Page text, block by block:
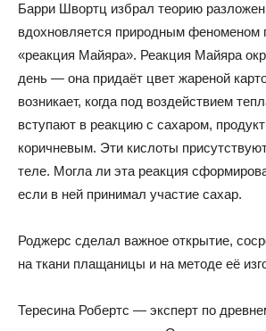
Барри Швортц избрал теорию
вдохновляется природным феноменом
«реакция Майяра». Реакция Майяра
день — она придаёт цвет жареной
возникает, когда под воздействием
вступают в реакцию с сахаром,
коричневым. Эти кислоты
теле. Могла ли эта реакция
если в ней принимал участие сахар.
Роджерс сделал важное открытие,
на ткани плащаницы и на методе её
Тересина Робертс — эксперт по